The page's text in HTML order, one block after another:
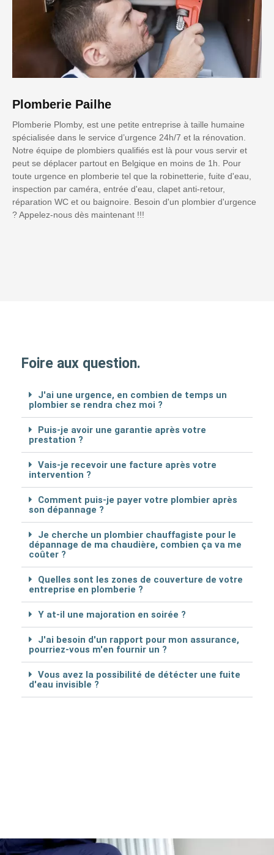
Plomberie Pailhe
Plomberie Plomby, est une petite entreprise à taille humaine
spécialisée dans le service d’urgence 24h/7 et la rénovation.
Notre équipe de plombiers qualifiés est là pour vous servir et
peut se déplacer partout en Belgique en moins de 1h. Pour
toute urgence en plomberie tel que la robinetterie, fuite d'eau,
inspection par caméra, entrée d'eau, clapet anti-retour,
réparation WC et ou baignoire. Besoin d'un plombier d'urgence
? Appelez-nous dès maintenant !!!
Foire aux question.
J'ai une urgence, en combien de temps un
plombier se rendra chez moi ?
Puis-je avoir une garantie après votre
prestation ?
Vais-je recevoir une facture après votre
intervention ?
Comment puis-je payer votre plombier après
son dépannage ?
Je cherche un plombier chauffagiste pour le
dépannage de ma chaudière, combien ça va me
coûter ?
Quelles sont les zones de couverture de votre
entreprise en plomberie ?
Y at-il une majoration en soirée ?
J'ai besoin d'un rapport pour mon assurance,
pourriez-vous m'en fournir un ?
Vous avez la possibilité de détécter une fuite
d'eau invisible ?